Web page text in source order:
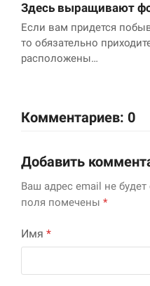
Здесь выращивают
Если вам придется
то обязательно
расположены…
Комментариев: 0
Добавить
Ваш адрес email не
поля помечены *
Имя *